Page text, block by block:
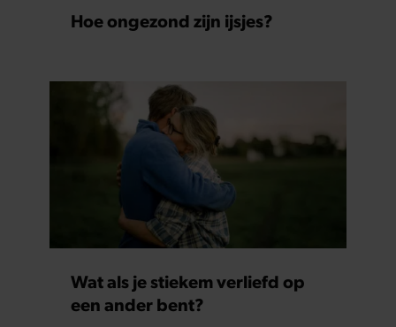
Hoe ongezond zijn ijsjes?
Wat als je stiekem verliefd op
een ander bent?